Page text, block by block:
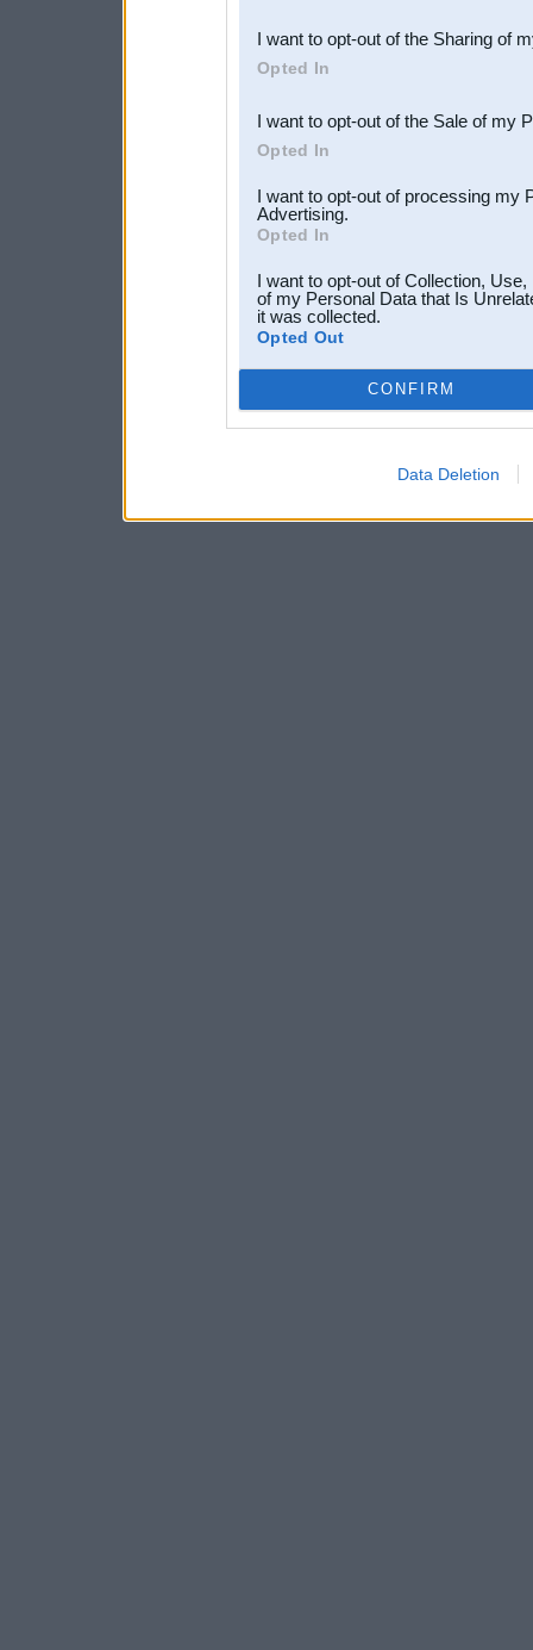
Downstream Participants
third parties.
I want to opt-out of the Sharing of
Opted In
I want to opt-out of the Sale of my
Opted In
I want to opt-out of processing my
Advertising.
Opted In
I want to opt-out of Collection,
of my Personal Data that Is
it was collected.
Opted Out
CONFIRM
Data Deletion